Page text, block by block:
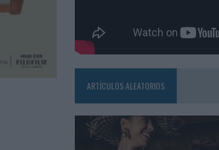
ARTÍCULOS ALEATORIOS